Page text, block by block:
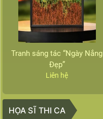
Tranh sáng tác “Ngày Nắng
Đẹp”
Liên hệ
HỌA SĨ THI CA